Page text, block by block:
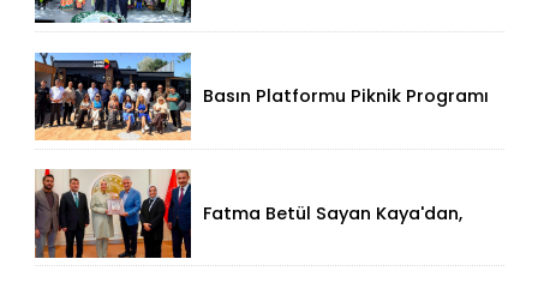
Basın Platformu Piknik Programı
Fatma Betül Sayan Kaya'dan,